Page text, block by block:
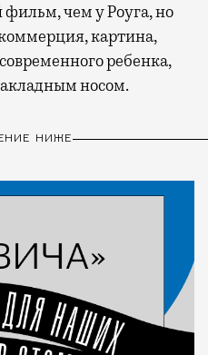
чем у Роуга, но
картина,
ребенка,
носом.
НИЖЕ